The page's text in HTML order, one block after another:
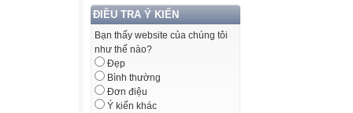
ĐIỀU TRA Ý KIẾN
Bạn thấy website của chúng tôi
như thế nào?
Đẹp
Bình thường
Đơn điệu
Ý kiến khác